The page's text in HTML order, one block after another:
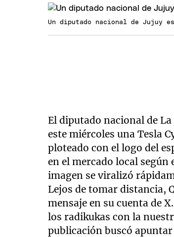
Un diputado nacional de Jujuy
El diputado nacional de
este miércoles una Tesla
ploteado con el logo del
en el mercado local
imagen se viralizó
Lejos de tomar distancia,
mensaje en su cuenta de
los radikukas con la
publicación buscó